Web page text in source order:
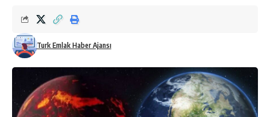
Turk Emlak Haber Ajansı